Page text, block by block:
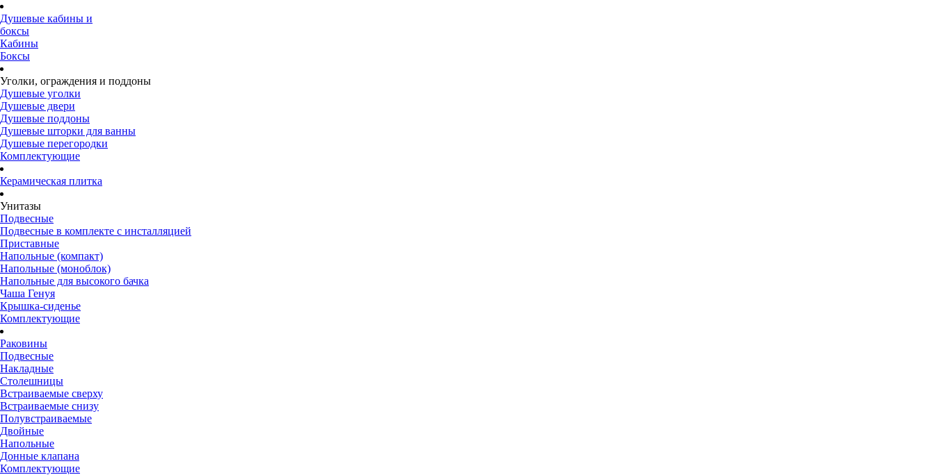
Душевые кабины и
боксы
Кабины
Боксы
Уголки, ограждения и поддоны
Душевые уголки
Душевые двери
Душевые поддоны
Душевые шторки для ванны
Душевые перегородки
Комплектующие
Керамическая плитка
Унитазы
Подвесные
Подвесные в комплекте с инсталляцией
Приставные
Напольные (компакт)
Напольные (моноблок)
Напольные для высокого бачка
Чаша Генуя
Крышка-сиденье
Комплектующие
Раковины
Подвесные
Накладные
Столешницы
Встраиваемые сверху
Встраиваемые снизу
Полувстраиваемые
Двойные
Напольные
Донные клапана
Комплектующие